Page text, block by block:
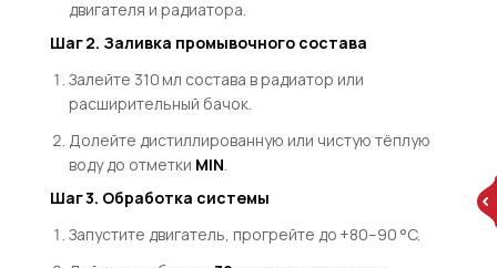
двигателя и радиатора.
Шаг 2. Заливка промывочного состава
Залейте 310 мл состава в радиатор или
расширительный бачок.
Долейте дистиллированную или чистую тёплую
воду до отметки MIN.
Шаг 3. Обработка системы
Запустите двигатель, прогрейте до +80–90 °C.